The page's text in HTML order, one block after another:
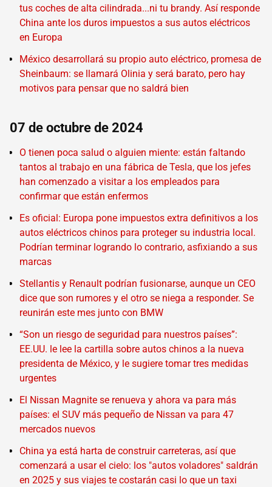
tus coches de alta cilindrada...ni tu brandy. Así responde
China ante los duros impuestos a sus autos eléctricos
en Europa
México desarrollará su propio auto eléctrico, promesa de
Sheinbaum: se llamará Olinia y será barato, pero hay
motivos para pensar que no saldrá bien
07 de octubre de 2024
O tienen poca salud o alguien miente: están faltando
tantos al trabajo en una fábrica de Tesla, que los jefes
han comenzado a visitar a los empleados para
confirmar que están enfermos
Es oficial: Europa pone impuestos extra definitivos a los
autos eléctricos chinos para proteger su industria local.
Podrían terminar logrando lo contrario, asfixiando a sus
marcas
Stellantis y Renault podrían fusionarse, aunque un CEO
dice que son rumores y el otro se niega a responder. Se
reunirán este mes junto con BMW
“Son un riesgo de seguridad para nuestros países”:
EE.UU. le lee la cartilla sobre autos chinos a la nueva
presidenta de México, y le sugiere tomar tres medidas
urgentes
El Nissan Magnite se renueva y ahora va para más
países: el SUV más pequeño de Nissan va para 47
mercados nuevos
China ya está harta de construir carreteras, así que
comenzará a usar el cielo: los "autos voladores" saldrán
en 2025 y sus viajes te costarán casi lo que un taxi